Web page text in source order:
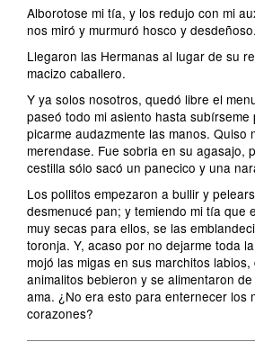
Alborotose mi tía, y los redujo con mi
nos miró y murmuró hosco y desdeñoso.
Llegaron las Hermanas al lugar de su
macizo caballero.
Y ya solos nosotros, quedó libre el
paseó todo mi asiento hasta subírseme
picarme audazmente las manos. Quiso
merendase. Fue sobria en su agasajo,
cestilla sólo sacó un panecico y una
Los pollitos empezaron a bullir y
desmenucé pan; y temiendo mi tía que
muy secas para ellos, se las
toronja. Y, acaso por no dejarme toda
mojó las migas en sus marchitos
animalitos bebieron y se alimentaron
ama. ¿No era esto para enternecer los
corazones?